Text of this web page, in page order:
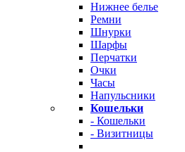
Нижнее белье
Ремни
Шнурки
Шарфы
Перчатки
Очки
Часы
Напульсники
Кошельки
- Кошельки
- Визитницы